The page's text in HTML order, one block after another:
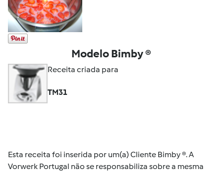
Modelo Bimby ®
Receita criada para
TM31
Esta receita foi inserida por um(a) Cliente Bimby ®. A
Vorwerk Portugal não se responsabiliza sobre a mesma